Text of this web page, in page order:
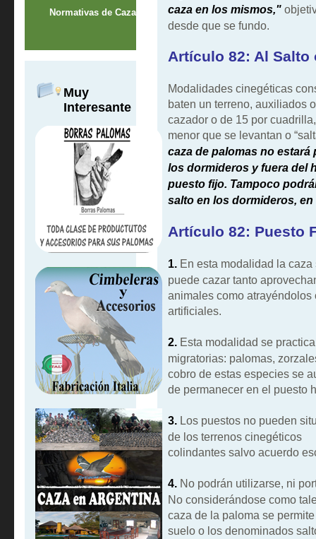
Normativas de Caza
Muy
Interesante
caza en los mismos,"
desde que se fundo.
Artículo 82: Al Salto
Modalidades cinegéticas
baten un terreno, auxiliados
cazador o de 15 por
menor que se levantan o
caza de palomas no estará
los dormideros y fuera del
puesto fijo. Tampoco
salto en los dormideros,
Artículo 82: Puesto
1.En esta modalidad la caza
puede cazar tanto
animales como
artificiales.
2.Esta modalidad se
migratorias: palomas,
cobro de estas especies se
de permanecer en el puesto
3.Los puestos no pueden
de los terrenos cinegéticos
colindantes salvo acuerdo
4.No podrán utilizarse, ni
No considerándose como
caza de la paloma se
suelo o los denominados